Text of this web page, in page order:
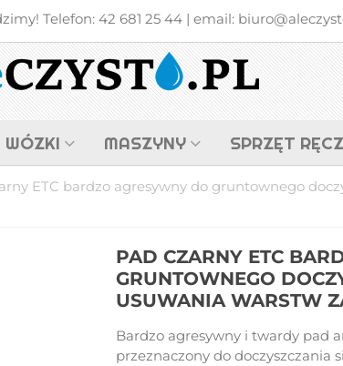
Telefon: 42 681 25 44 | email:
WÓZKI MASZYNY SPRZĘT
ETC bardzo agresywny do gruntownego
PAD CZARNY ETC
GRUNTOWNEGO
USUWANIA WARSTW
Bardzo agresywny i twardy pad
przeznaczony do doczyszczania